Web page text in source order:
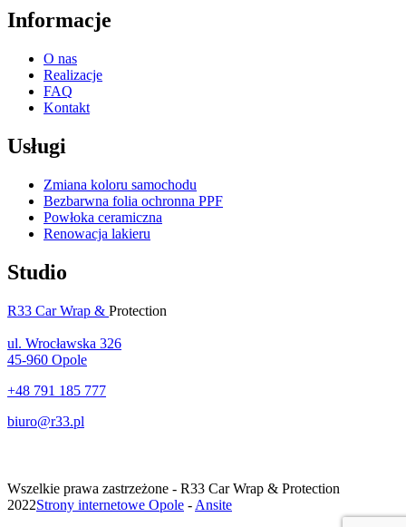
Informacje
O nas
Realizacje
FAQ
Kontakt
Usługi
Zmiana koloru samochodu
Bezbarwna folia ochronna PPF
Powłoka ceramiczna
Renowacja lakieru
Studio
R33 Car Wrap & Protection
ul. Wrocławska 326
45-960 Opole
+48 791 185 777
biuro@r33.pl
Wszelkie prawa zastrzeżone - R33 Car Wrap & Protection
2022Strony internetowe Opole - Ansite